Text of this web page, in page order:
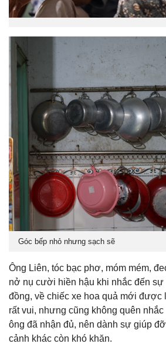
Góc bếp nhỏ nhưng sạch sẽ
Ông Liên, tóc bạc phơ, móm mém,
nở nụ cười hiền hậu khi nhắc đến sự
đồng, về chiếc xe hoa quả mới được
rất vui, nhưng cũng không quên
ông đã nhận đủ, nên dành sự giúp
cảnh khác còn khó khăn.